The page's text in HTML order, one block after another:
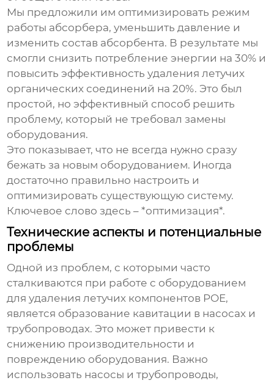
Мы предложили им оптимизировать режим
работы абсорбера, уменьшить давление и
изменить состав абсорбента. В результате мы
смогли снизить потребление энергии на 30% и
повысить эффективность удаления летучих
органических соединений на 20%. Это был
простой, но эффективный способ решить
проблему, который не требовал замены
оборудования.
Это показывает, что не всегда нужно сразу
бежать за новым оборудованием. Иногда
достаточно правильно настроить и
оптимизировать существующую систему.
Ключевое слово здесь – *оптимизация*.
Технические аспекты и потенциальные
проблемы
Одной из проблем, с которыми часто
сталкиваются при работе с оборудованием
дляудаления летучих компонентов POE,
является образование кавитации в насосах и
трубопроводах. Это может привести к
снижению производительности и
повреждению оборудования. Важно
использовать насосы и трубопроводы,